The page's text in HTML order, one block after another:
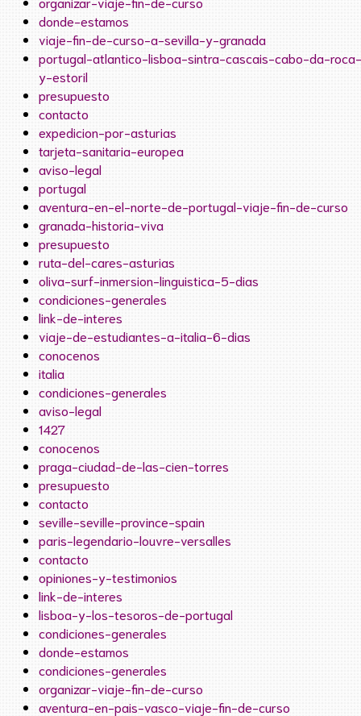
donde-estamos
viaje-fin-de-curso-a-sevilla-y-granada
portugal-atlantico-lisboa-sintra-cascais-cabo-da-roca-
y-estoril
presupuesto
contacto
expedicion-por-asturias
tarjeta-sanitaria-europea
aviso-legal
portugal
aventura-en-el-norte-de-portugal-viaje-fin-de-curso
granada-historia-viva
presupuesto
ruta-del-cares-asturias
oliva-surf-inmersion-linguistica-5-dias
condiciones-generales
link-de-interes
viaje-de-estudiantes-a-italia-6-dias
conocenos
italia
condiciones-generales
aviso-legal
1427
conocenos
praga-ciudad-de-las-cien-torres
presupuesto
contacto
seville-seville-province-spain
paris-legendario-louvre-versalles
contacto
opiniones-y-testimonios
link-de-interes
lisboa-y-los-tesoros-de-portugal
condiciones-generales
donde-estamos
condiciones-generales
organizar-viaje-fin-de-curso
aventura-en-pais-vasco-viaje-fin-de-curso